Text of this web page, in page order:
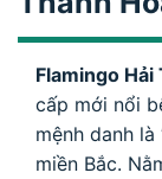
Flamingo Hải
cấp mới nổi
mệnh danh
miền Bắc.